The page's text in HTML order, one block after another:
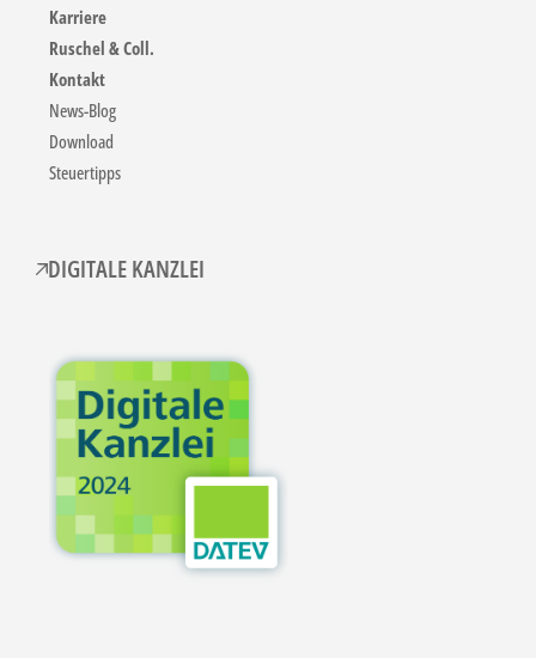
Karriere
Ruschel & Coll.
Kontakt
News-Blog
Download
Steuertipps
DIGITALE KANZLEI